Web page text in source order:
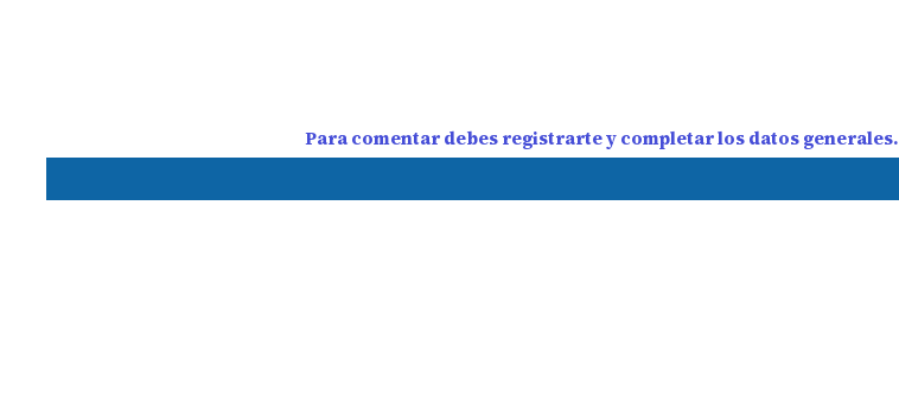
Para comentar debes registrarte y completar los datos generales.